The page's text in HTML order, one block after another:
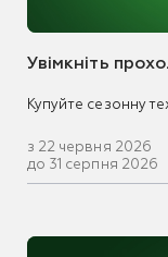
Увімкніть
Купуйте сезонну
з 22 червня 2026
до 31 серпня 2026